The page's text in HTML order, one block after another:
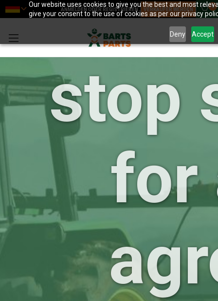
Our website uses cookies to give you the best and most
give your consent to the use of cookies as per our privacy
Deny Accept
ANMELDEN ODER REGISTRIEREN VERKÄUFER WERDEN
0
your
stop
for